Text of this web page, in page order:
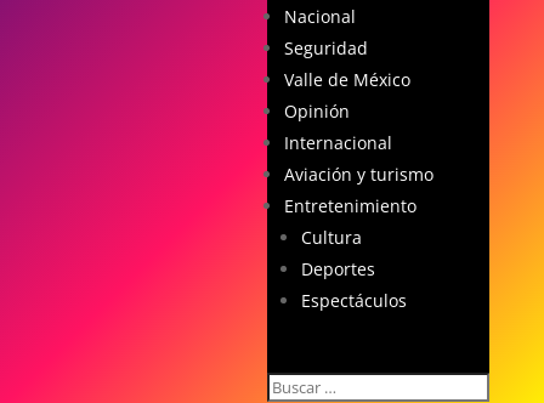
Nacional
Seguridad
Valle de México
Opinión
Internacional
Aviación y turismo
Entretenimiento
Cultura
Deportes
Espectáculos